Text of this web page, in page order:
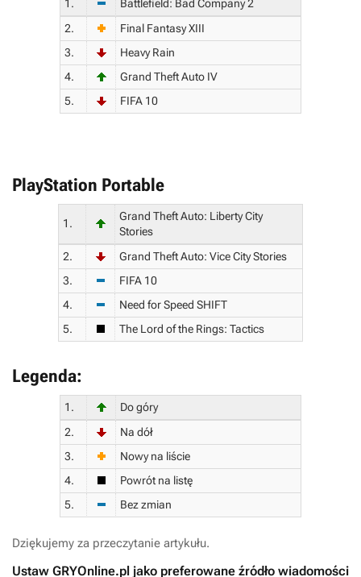
1.
Battlefield: Bad Company 2
2.
Final Fantasy XIII
3.
Heavy Rain
4.
Grand Theft Auto IV
5.
FIFA 10
PlayStation Portable
1.
Grand Theft Auto: Liberty City
Stories
2.
Grand Theft Auto: Vice City Stories
3.
FIFA 10
4.
Need for Speed SHIFT
5.
The Lord of the Rings: Tactics
Legenda:
1.
Do góry
2.
Na dół
3.
Nowy na liście
4.
Powrót na listę
5.
Bez zmian
Dziękujemy za przeczytanie artykułu.
Ustaw GRYOnline.pl jako preferowane źródło wiadomości